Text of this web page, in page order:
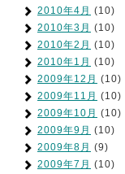
2010年4月 (10)
2010年3月 (10)
2010年2月 (10)
2010年1月 (10)
2009年12月 (10)
2009年11月 (10)
2009年10月 (10)
2009年9月 (10)
2009年8月 (9)
2009年7月 (10)